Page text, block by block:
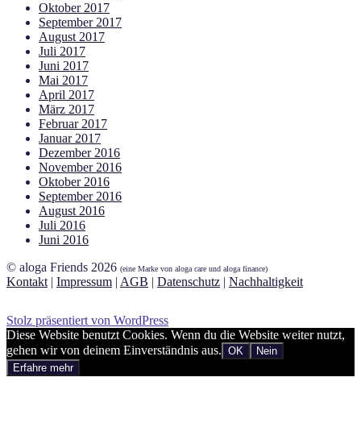
Oktober 2017
September 2017
August 2017
Juli 2017
Juni 2017
Mai 2017
April 2017
März 2017
Februar 2017
Januar 2017
Dezember 2016
November 2016
Oktober 2016
September 2016
August 2016
Juli 2016
Juni 2016
© aloga Friends 2026 (eine Marke von aloga care und aloga finance)
Kontakt | Impressum | AGB | Datenschutz | Nachhaltigkeit
Stolz präsentiert von WordPress
Diese Website benutzt Cookies. Wenn du die Website weiter nutzt,
gehen wir von deinem Einverständnis aus. OK
Nein
Erfahre mehr